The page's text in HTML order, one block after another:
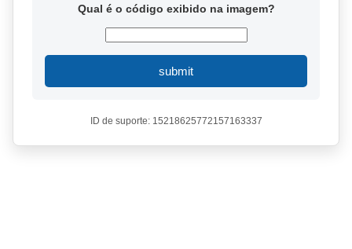
Qual é o código exibido na imagem?
submit
ID de suporte: 15218625772157163337